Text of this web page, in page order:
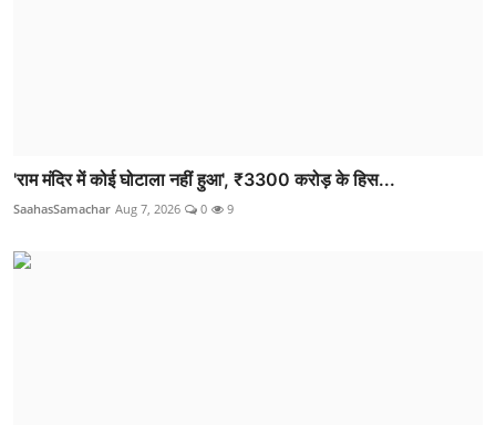
'राम मंदिर में कोई घोटाला नहीं हुआ', ₹3300 करोड़ के हिस...
SaahasSamachar Aug 7, 2026 0 9